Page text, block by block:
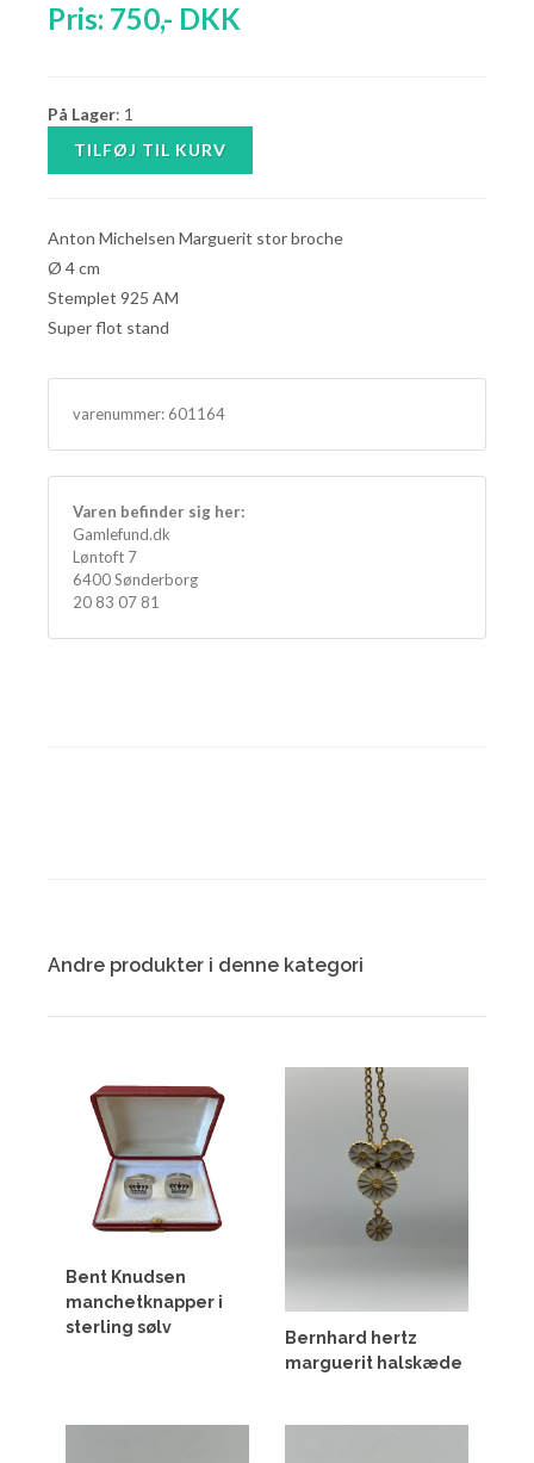
Pris: 750,- DKK
På Lager: 1
Anton Michelsen Marguerit stor broche
Ø 4 cm
Stemplet 925 AM
Super flot stand
varenummer: 601164
Varen befinder sig her:
Gamlefund.dk
Løntoft 7
6400 Sønderborg
20 83 07 81
Andre produkter i denne kategori
Bent Knudsen
manchetknapper i
sterling sølv
Bernhard hertz
marguerit halskæde